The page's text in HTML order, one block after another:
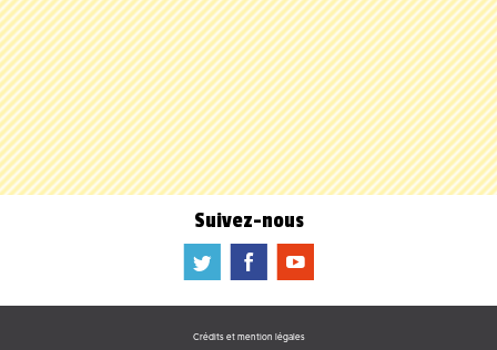
Suivez-nous
a b f
Crédits et mention légales